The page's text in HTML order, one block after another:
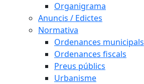
Organigrama
Anuncis / Edictes
Normativa
Ordenances municipals
Ordenances fiscals
Preus públics
Urbanisme